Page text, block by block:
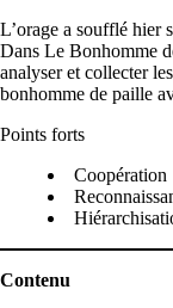
L’orage a soufflé hier
Dans Le Bonhomme
analyser et collecter
bonhomme de paille
Points forts
Coopération
Contenu